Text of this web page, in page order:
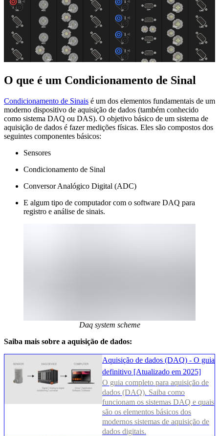
O que é um Condicionamento de Sinal
Condicionamento de Sinais é um dos elementos fundamentais de um
moderno dispositivo de aquisição de dados (também conhecido
como sistema DAQ ou DAS). O objetivo básico de um sistema de
aquisição de dados é fazer medições físicas. Eles são compostos dos
seguintes componentes básicos:
Sensores
Condicionamento de Sinal
Conversor Analógico Digital (ADC)
E algum tipo de computador com o software DAQ para
registro e análise de sinais.
Daq system scheme
Saiba mais sobre a aquisição de dados:
Aquisição de dados (DAQ) - O guia
definitivo [Atualizado em 2025]
O guia completo para aquisição de
dados (DAQ). Saiba como
funcionam os sistemas DAQ e quais
são os elementos básicos dos
modernos sistemas de aquisição de
dados digitais.